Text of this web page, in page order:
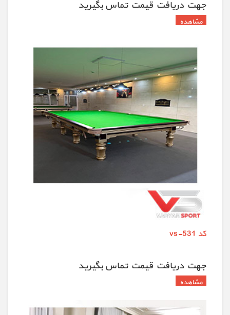
جهت دريافت قيمت تماس بگيريد
کد vs-531
جهت دريافت قيمت تماس بگيريد